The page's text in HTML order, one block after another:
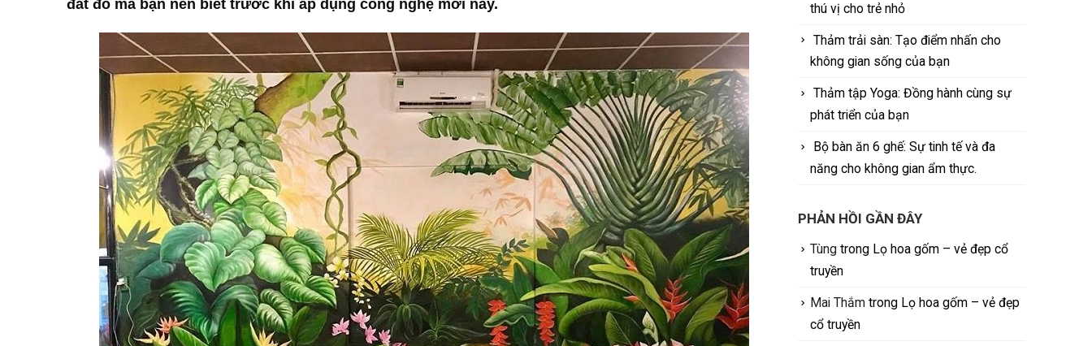
đắt đỏ mà bạn nên biết trước khi áp dụng công nghệ mới này.
thú vị cho trẻ nhỏ
Thảm trải sàn: Tạo điểm nhấn cho
không gian sống của bạn
Thảm tập Yoga: Đồng hành cùng sự
phát triển của bạn
Bộ bàn ăn 6 ghế: Sự tinh tế và đa
năng cho không gian ẩm thực.
PHẢN HỒI GẦN ĐÂY
Tùng trong Lọ hoa gốm – vẻ đẹp cổ
truyền
Mai Thắm trong Lọ hoa gốm – vẻ đẹp
cổ truyền